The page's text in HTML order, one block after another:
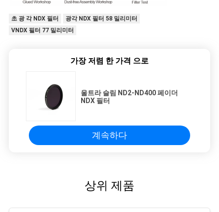
초 광 각 NDX 필터
광각 NDX 필터 58 밀리미터
VNDX 필터 77 밀리미터
가장 저렴 한 가격 으로
울트라 슬림 ND2-ND400 페이더
NDX 필터
계속하다
상위 제품